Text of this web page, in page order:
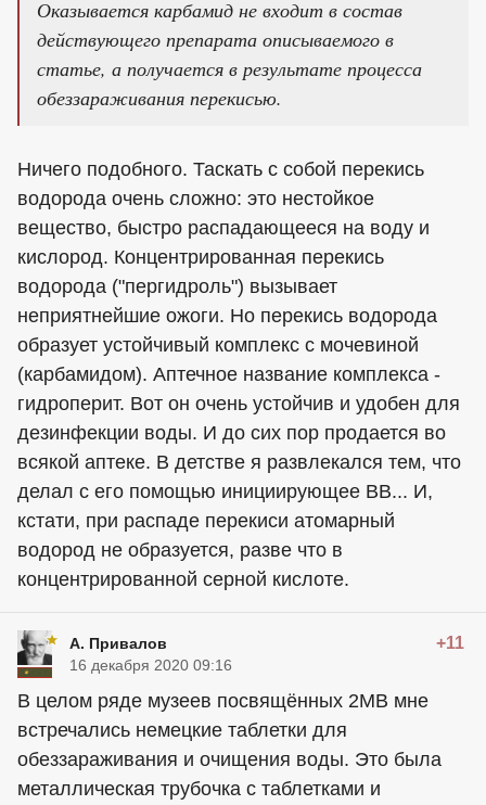
Оказывается карбамид не входит в состав
действующего препарата описываемого в
статье, а получается в результате процесса
обеззараживания перекисью.
Ничего подобного. Таскать с собой перекись
водорода очень сложно: это нестойкое
вещество, быстро распадающееся на воду и
кислород. Концентрированная перекись
водорода ("пергидроль") вызывает
неприятнейшие ожоги. Но перекись водорода
образует устойчивый комплекс с мочевиной
(карбамидом). Аптечное название комплекса -
гидроперит. Вот он очень устойчив и удобен для
дезинфекции воды. И до сих пор продается во
всякой аптеке. В детстве я развлекался тем, что
делал с его помощью инициирующее ВВ... И,
кстати, при распаде перекиси атомарный
водород не образуется, разве что в
концентрированной серной кислоте.
А. Привалов +11
16 декабря 2020 09:16
В целом ряде музеев посвящённых 2МВ мне
встречались немецкие таблетки для
обеззараживания и очищения воды. Это была
металлическая трубочка с таблетками и